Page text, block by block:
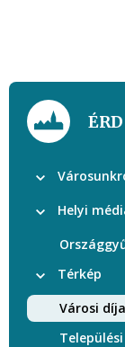
Helyi
Térkép
Városi